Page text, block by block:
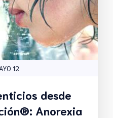
12
desde
Anorexia